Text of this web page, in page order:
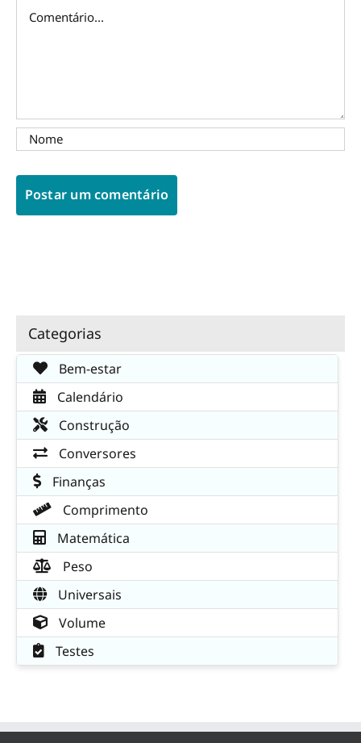
Categorias
Bem-estar
Calendário
Construção
Conversores
Finanças
Comprimento
Matemática
Peso
Universais
Volume
Testes